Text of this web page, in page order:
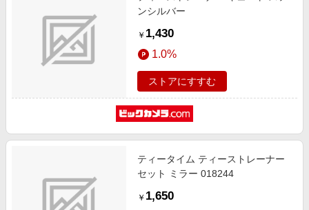
ンシルバー
￥ 1,430
1.0%
ストアにすすむ
ティータイム ティーストレーナー
セット ミラー 018244
￥ 1,650